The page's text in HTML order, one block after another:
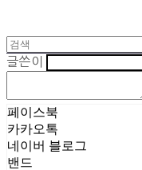
글쓴이
페이스북
카카오톡
네이버 블로그
밴드